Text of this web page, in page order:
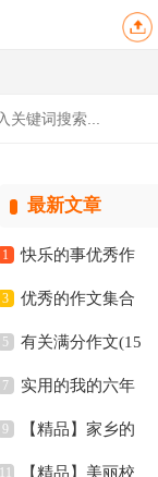
最新文章
1 快乐的事优秀作
文
3 优秀的作文集合
15篇
5 有关满分作文(15
篇)
7 实用的我的六年
级小学作文10篇
9 【精品】家乡的
11 【精品】美丽校